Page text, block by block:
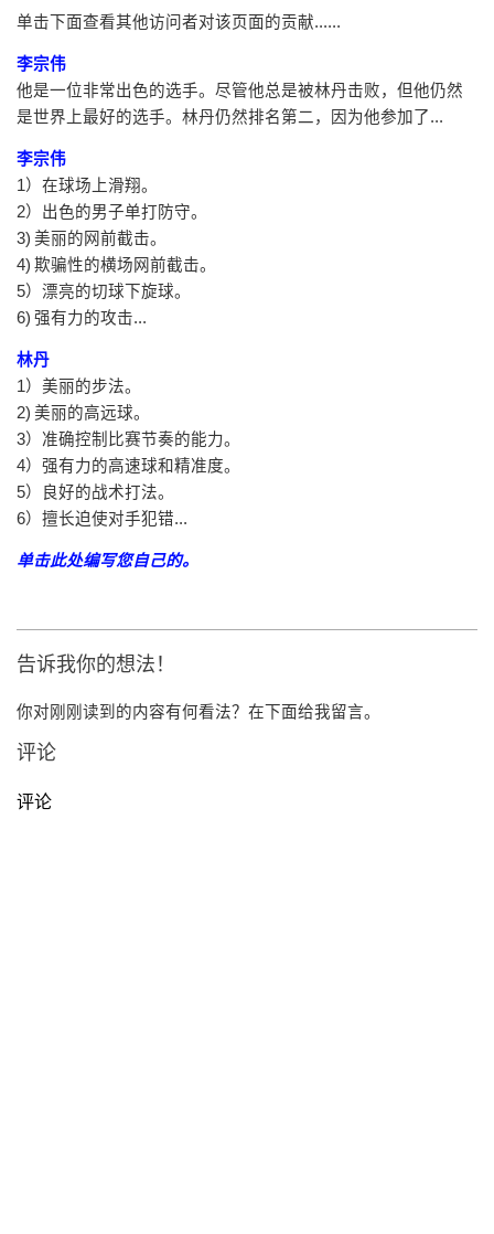
单击下面查看其他访问者对该页面的贡献......
李宗伟
他是一位非常出色的选手。尽管他总是被林丹击败，但他仍然
是世界上最好的选手。林丹仍然排名第二，因为他参加了...
李宗伟
1）在球场上滑翔。
2）出色的男子单打防守。
3) 美丽的网前截击。
4) 欺骗性的横场网前截击。
5）漂亮的切球下旋球。
6) 强有力的攻击...
林丹
1）美丽的步法。
2) 美丽的高远球。
3）准确控制比赛节奏的能力。
4）强有力的高速球和精准度。
5）良好的战术打法。
6）擅长迫使对手犯错...
单击此处编写您自己的。
告诉我你的想法！
你对刚刚读到的内容有何看法？在下面给我留言。
评论
评论